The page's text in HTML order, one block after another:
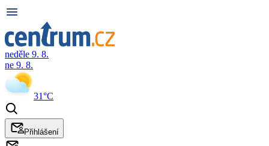
neděle 9. 8.
ne 9. 8.
31°C
Přihlášení